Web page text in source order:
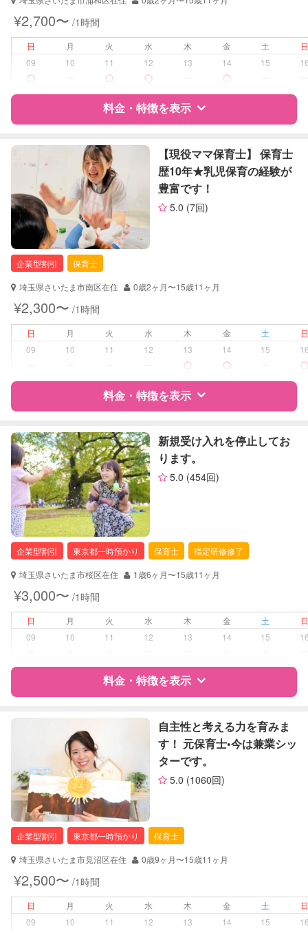
病児対応
障がい児対応 対応可否は個別に相談
レッスン なし
定期予約 お引き受けしていません
お子様の撮影
対応不可
¥2,700〜 /1時間
日 月 火 水 木 金 土
09
10 11 12 13 14 15
料金・特徴を表示
特徴 料金 レビュー
サポートの特徴
資格
企業型割引対象(旧内閣府補助対象)
自治体届出済ベビーシッター
保育士
夜間対応
お泊まり保育
病児、病後児、ともに可能
レッスン なし
定期予約 お引き受けしていません
お子様の撮影
（定期特典）
対応不可
【現役ママ保育士】 保育士
歴10年★乳児保育の経験が
豊富です！
5.0 (7回)
企業型割引
保育士
埼玉県さいたま市南区在住
0歳2ヶ月〜15歳11ヶ月
¥2,300〜 /1時間
日 月 火 水 木 金 土
09
10 11 12 13 14 15
料金・特徴を表示
特徴 料金 レビュー
サポートの特徴
資格
企業型割引対象(旧内閣府補助対象)
自治体届出済ベビーシッター
保育士
幼稚園教諭
夜間対応
お泊まり保育
病児、病後児、ともに不可
定期予約 可能
お子様の撮影
（定期特典）
対応不可
新規受け入れを停止してお
ります。
5.0 (454回)
企業型割引 東京都一時預かり 保育士
指定研修修了
埼玉県さいたま市桜区在住
1歳6ヶ月〜15歳11ヶ月
¥3,000〜 /1時間
日 月 火 水 木 金 土
09
10 11 12 13 14 15
料金・特徴を表示
料金 レビュー
サポートの特徴
資格
企業型割引対象(旧内閣府補助対象)
自治体届出済ベビーシッター
保育士
幼稚園教諭
全国保育サービス協会(ACSA)認定ベ
対応可能/特徴
送迎サポート
早朝対応
自主性と考える力を育みま
す！ 元保育士•今は兼業シッ
ターです。
5.0 (1060回)
企業型割引 東京都一時預かり
保育士
埼玉県さいたま市見沼区在住
0歳9ヶ月〜15歳11ヶ月
¥2,500〜 /1時間
日 月 火 水 木 金 土
09
10 11 12 13 14 15